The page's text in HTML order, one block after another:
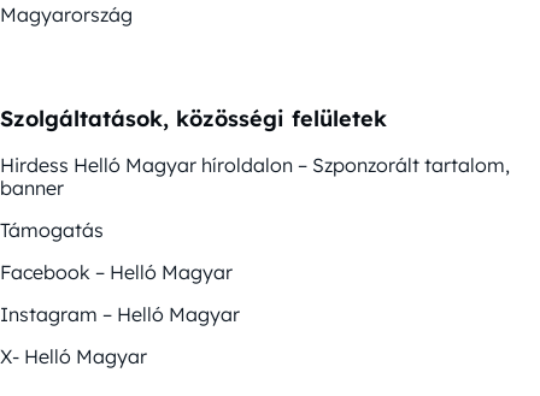
Magyarország
Szolgáltatások, közösségi felületek
Hirdess Helló Magyar híroldalon – Szponzorált tartalom,
banner
Támogatás
Facebook – Helló Magyar
Instagram – Helló Magyar
X- Helló Magyar